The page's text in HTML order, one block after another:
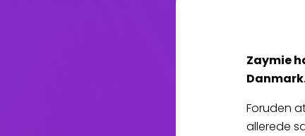
Zaymie
Foruden
allerede